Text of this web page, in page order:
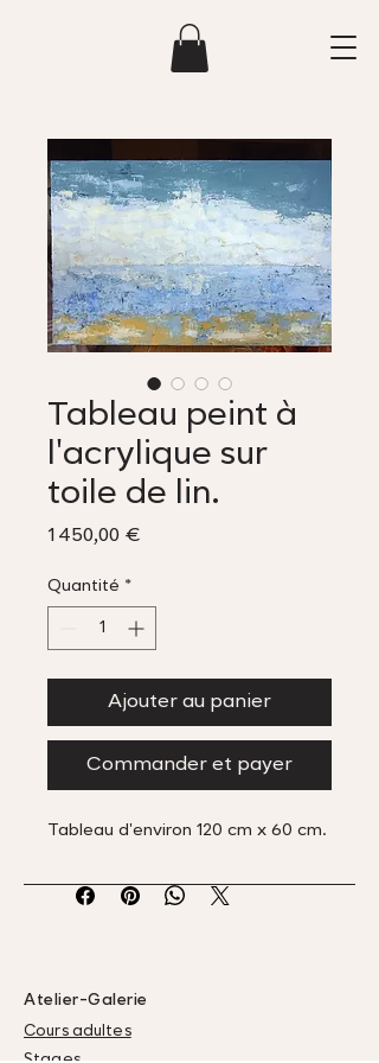
Tableau peint à
l'acrylique sur
toile de lin.
1 450,00 €
Quantité *
Ajouter au panier
Commander et payer
Tableau d'environ 120 cm x 60 cm.
Atelier-Galerie
Cours adultes